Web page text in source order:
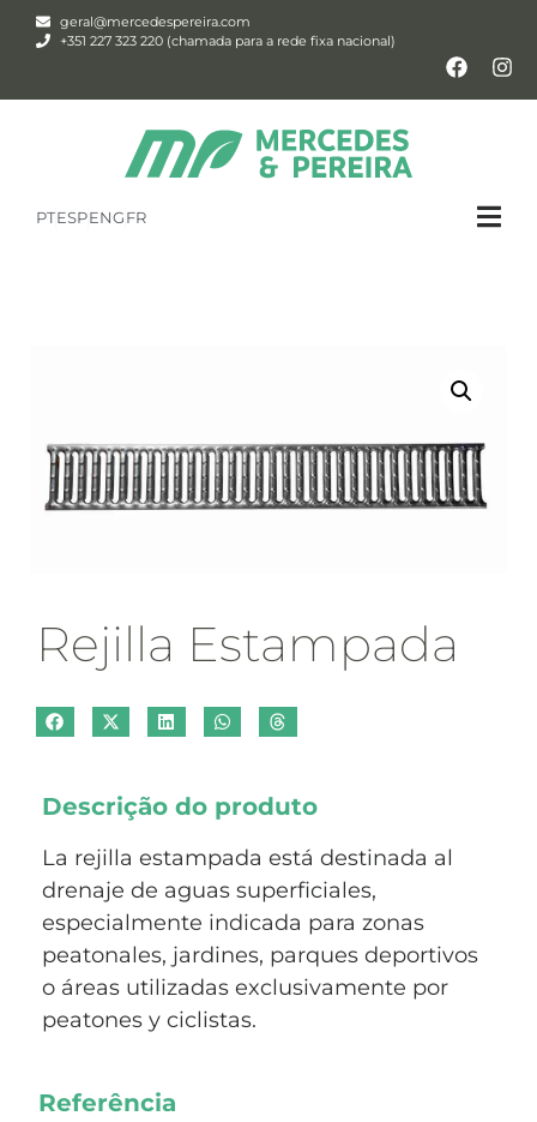
geral@mercedespereira.com
+351 227 323 220 (chamada para a rede fixa nacional)
PTESPENGFR
Rejilla Estampada
Descrição do produto
La rejilla estampada está destinada al
drenaje de aguas superficiales,
especialmente indicada para zonas
peatonales, jardines, parques deportivos
o áreas utilizadas exclusivamente por
peatones y ciclistas.
Referência